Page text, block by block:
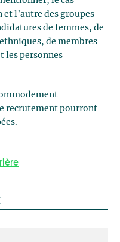
et l’autre des groupes
de femmes, de
de membres
les personnes
recrutement pourront